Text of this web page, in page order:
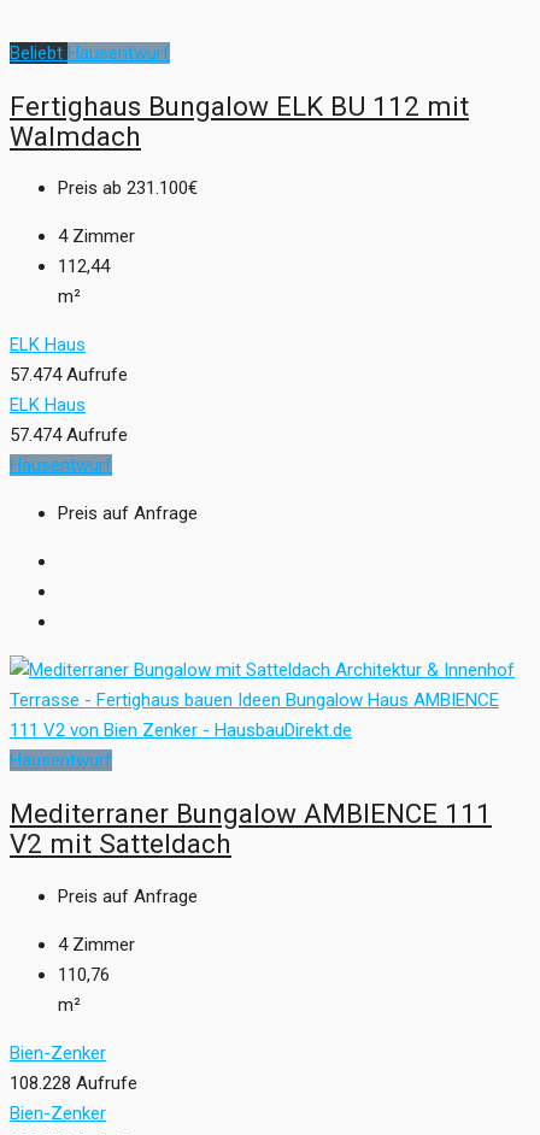
Beliebt Hausentwurf
Fertighaus Bungalow ELK BU 112 mit
Walmdach
Preis ab 231.100€
4 Zimmer
112,44
m²
ELK Haus
57.474 Aufrufe
ELK Haus
57.474 Aufrufe
Hausentwurf
Preis auf Anfrage
Hausentwurf
Mediterraner Bungalow AMBIENCE 111
V2 mit Satteldach
Preis auf Anfrage
4 Zimmer
110,76
m²
Bien-Zenker
108.228 Aufrufe
Bien-Zenker